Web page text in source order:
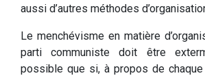
aussi d’autres méthodes
Le menchévisme en matière
parti communiste doit être
possible que si, à propos de